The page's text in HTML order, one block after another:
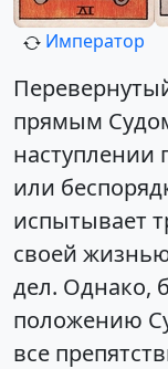
Император
прямым
наступлении
или
испытывает
своей
дел. Однако,
положению
все